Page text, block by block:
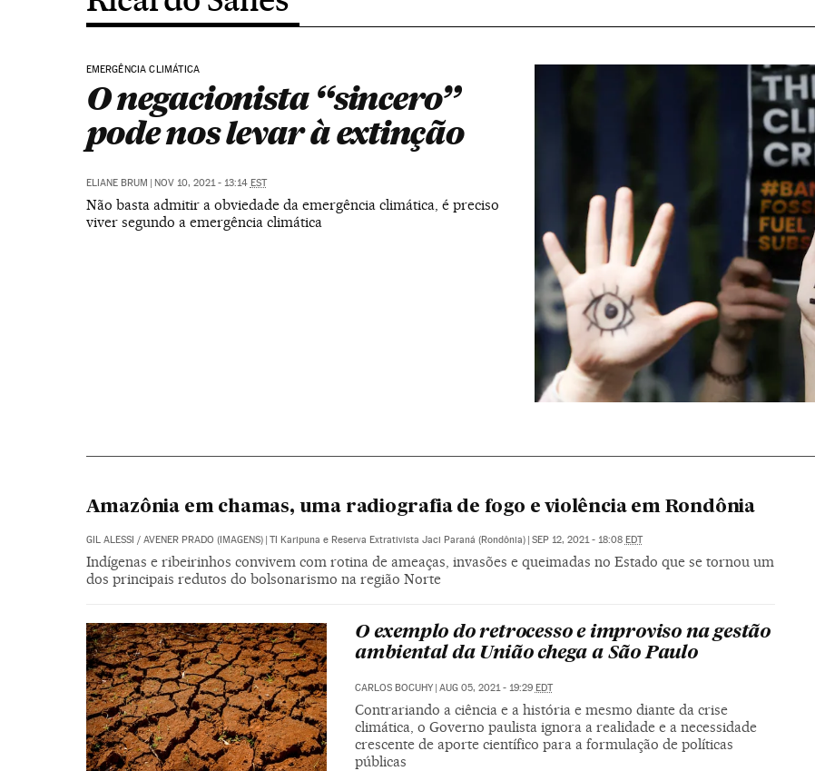
EMERGÊNCIA CLIMÁTICA
O negacionista “sincero”
pode nos levar à extinção
ELIANE BRUM | NOV 10, 2021 - 13:14 EST
Não basta admitir a obviedade da emergência climática, é preciso
viver segundo a emergência climática
Amazônia em chamas, uma radiografia de fogo e violência em Rondônia
GIL ALESSI / AVENER PRADO (IMAGENS) | TI Karipuna e Reserva Extrativista Jaci Paraná (Rondônia) | SEP 12, 2021 - 18:08 EDT
Indígenas e ribeirinhos convivem com rotina de ameaças, invasões e queimadas no Estado que se tornou um
dos principais redutos do bolsonarismo na região Norte
O exemplo do retrocesso e improviso na gestão
ambiental da União chega a São Paulo
CARLOS BOCUHY | AUG 05, 2021 - 19:29 EDT
Contrariando a ciência e a história e mesmo diante da crise
climática, o Governo paulista ignora a realidade e a necessidade
crescente de aporte científico para a formulação de políticas
públicas